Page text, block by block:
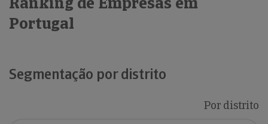
Portugal
Segmentação por distrito
Por distrito